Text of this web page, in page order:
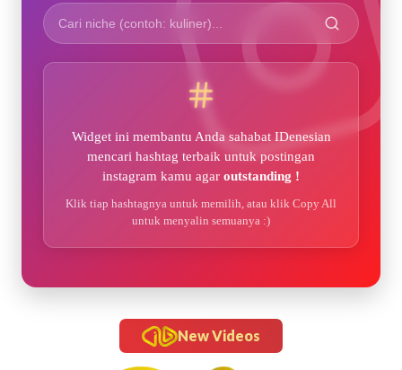
Widget ini membantu Anda sahabat IDenesian
mencari hashtag terbaik untuk postingan
instagram kamu agar outstanding !
Klik tiap hashtagnya untuk memilih, atau klik Copy All
untuk menyalin semuanya :)
New Videos